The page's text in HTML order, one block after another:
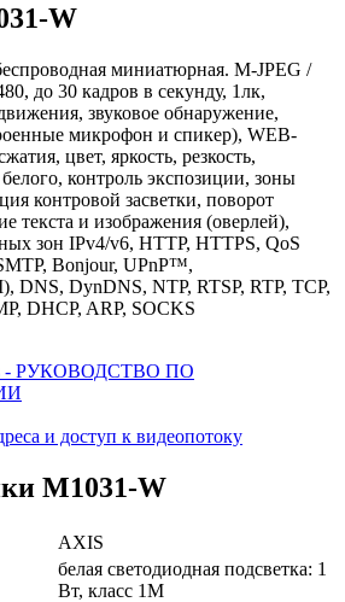
W
миниатюрная. M-JPEG /
до 30 кадров в секунду, 1лк,
звуковое обнаружение,
микрофон и спикер), WEB-
цвет, яркость, резкость,
контроль экспозиции, зоны
контровой засветки, поворот
текста и изображения (оверлей),
зон IPv4/v6, HTTP, HTTPS, QoS
Bonjour, UPnP™,
DNS, DynDNS, NTP, RTSP, RTP, TCP,
DHCP, ARP, SOCKS
- РУКОВОДСТВО ПО
и доступ к видеопотоку
M1031-W
AXIS
белая светодиодная подсветка: 1
Вт, класс 1M